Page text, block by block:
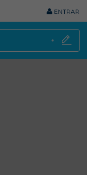
ENTRAR